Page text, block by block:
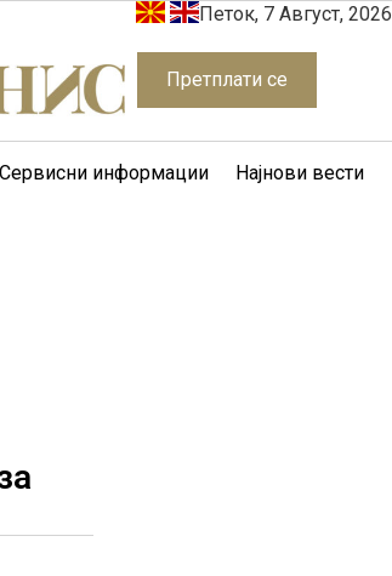
Петок, 7 Август, 2026
Претплати се
Сервисни информации Најнови вести